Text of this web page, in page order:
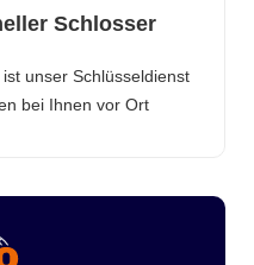
Schlosser
unser Schlüsseldienst
bei Ihnen vor Ort